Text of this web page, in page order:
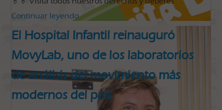
Continuar leyendo
El Hospital Infantil reinauguró
MovyLab, uno de los laboratorios
de análisis del movimiento más
modernos del país